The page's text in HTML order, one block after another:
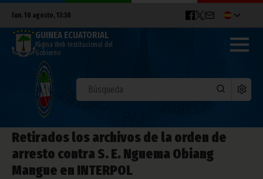
lun. 10 agosto, 13:30
GUINEA ECUATORIAL
Página Web Institucional del
Gobierno
Retirados los archivos de la orden de
arresto contra S. E. Nguema Obiang
Mangue en INTERPOL